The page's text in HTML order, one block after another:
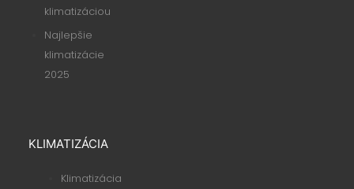
klimatizáciou
Najlepšie
klimatizácie
2025
KLIMATIZÁCIA
Klimatizácia